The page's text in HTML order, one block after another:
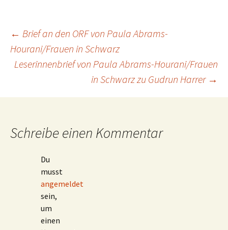
Beitragsnavigation
← Brief an den ORF von Paula Abrams-
Hourani/Frauen in Schwarz
Leserinnenbrief von Paula Abrams-Hourani/Frauen
in Schwarz zu Gudrun Harrer →
Schreibe einen Kommentar
Du
musst
angemeldet
sein,
um
einen